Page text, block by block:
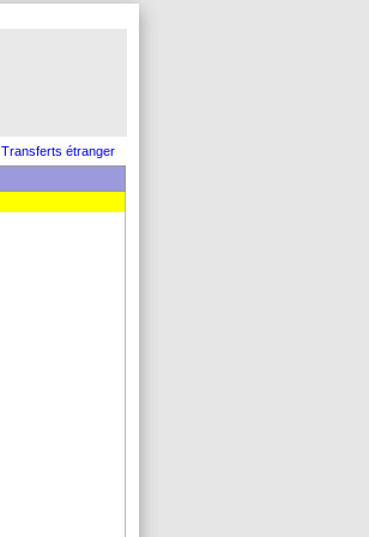
Transferts étranger